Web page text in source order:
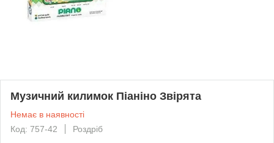
Музичний килимок Піаніно Звірята
Немає в наявності
Код: 757-42
Роздріб